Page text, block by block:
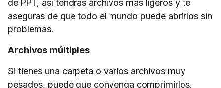
de PPT, así tendrás archivos más ligeros y te
aseguras de que todo el mundo puede abrirlos sin
problemas.
Archivos múltiples
Si tienes una carpeta o varios archivos muy
pesados, puede que convenga comprimirlos.